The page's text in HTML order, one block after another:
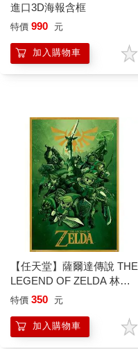
進口3D海報含框
特價 990 元
加入購物車
【任天堂】薩爾達傳說 THE
LEGEND OF ZELDA 林克
大集合 英國進口海報
特價 350 元
加入購物車